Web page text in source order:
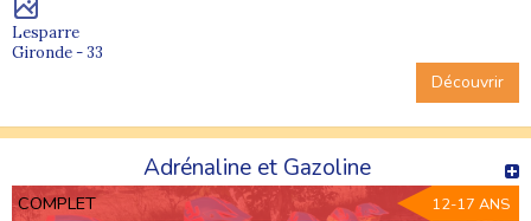
Lesparre
Gironde - 33
Découvrir
Adrénaline et Gazoline
COMPLET 12-17 ANS